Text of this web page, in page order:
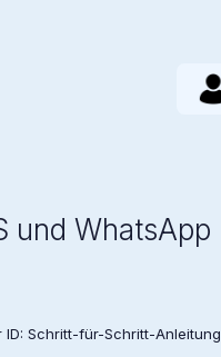
und WhatsApp
ID: Schritt-für-Schritt-Anleitung